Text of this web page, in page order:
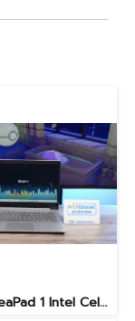
Lenovo IdeaPad 1 Intel Celeron N4020 Ram4 SSD256GB จอ14.0 HD หน้าจอเล็กเหมาะแก่การพกพา ใช้งานทั่วไป ราคาถูกมาก เพียง 3,900.- พร้อมใช้งาน(สินค้ามีตำหนิขายถูกประกันร้าน7วัน)